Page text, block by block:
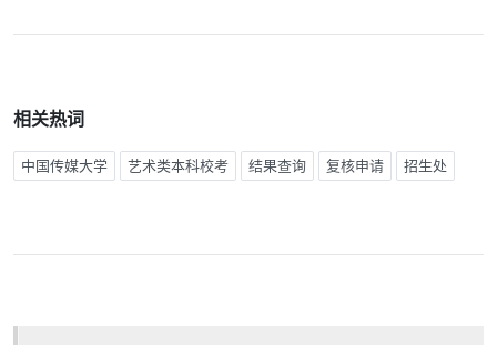
相关热词
中国传媒大学 艺术类本科校考 结果查询 复核申请 招生处